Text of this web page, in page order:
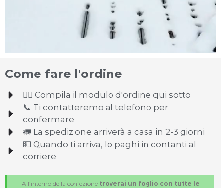
Come fare l'ordine
✍🏻 Compila il modulo d'ordine qui sotto
📞 Ti contatteremo al telefono per
confermare
🚛 La spedizione arriverà a casa in 2-3 giorni
💵 Quando ti arriva, lo paghi in contanti al
corriere
All’interno della confezione troverai un foglio con tutte le